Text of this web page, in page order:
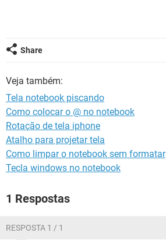
Share
Veja também:
Tela notebook piscando
Como colocar o @ no notebook
Rotação de tela iphone
Atalho para projetar tela
Como limpar o notebook sem formatar
Tecla windows no notebook
1 Respostas
RESPOSTA 1 / 1